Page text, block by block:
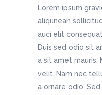
Lorem ipsum
aliqunean
auci elit
Duis sed odio sit
a sit amet mauris.
velit. Nam nec
a ornare odio.